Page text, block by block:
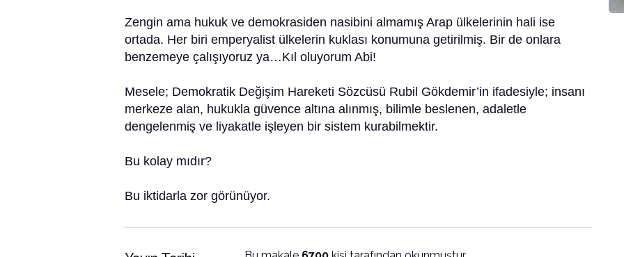
Zengin ama hukuk ve demokrasiden nasibini almamış Arap ülkelerinin hali ise
ortada. Her biri emperyalist ülkelerin kuklası konumuna getirilmiş. Bir de onlara
benzemeye çalışıyoruz ya…Kıl oluyorum Abi!
Mesele; Demokratik Değişim Hareketi Sözcüsü Rubil Gökdemir’in ifadesiyle; insanı
merkeze alan, hukukla güvence altına alınmış, bilimle beslenen, adaletle
dengelenmiş ve liyakatle işleyen bir sistem kurabilmektir.
Bu kolay mıdır?
Bu iktidarla zor görünüyor.